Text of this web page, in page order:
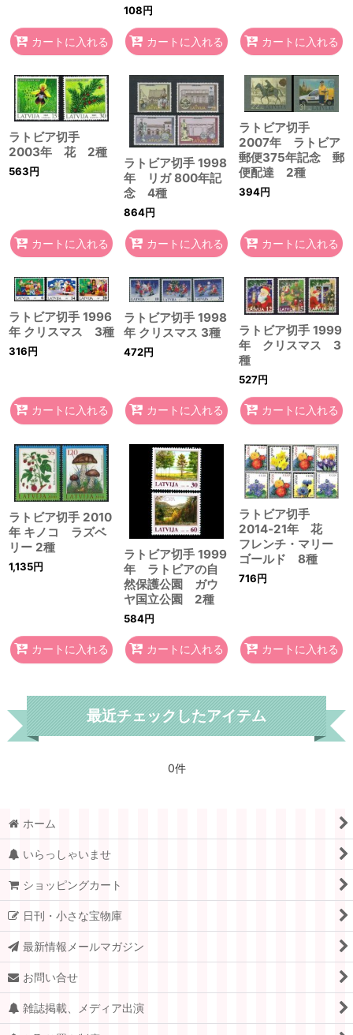
カートに入れる
108円
カートに入れる カートに入れる
ラトビア切手
2003年 花 2種
563円
カートに入れる
ラトビア切手 1998
年 リガ 800年記
念 4種
864円
カートに入れる
ラトビア切手
2007年 ラトビア
郵便375年記念 郵
便配達 2種
394円
カートに入れる
ラトビア切手 1996
年 クリスマス 3種
316円
カートに入れる
ラトビア切手 1998
年 クリスマス 3種
472円
カートに入れる
ラトビア切手 1999
年 クリスマス 3
種
527円
カートに入れる
ラトビア切手 2010
年 キノコ ラズベ
リー 2種
1,135円
カートに入れる
ラトビア切手 1999
年 ラトビアの自
然保護公園 ガウ
ヤ国立公園 2種
584円
カートに入れる
ラトビア切手
2014‐21年 花
フレンチ・マリー
ゴールド 8種
716円
カートに入れる
最近チェックしたアイテム
0件
ホーム
いらっしゃいませ
ショッピングカート
日刊・小さな宝物庫
最新情報メールマガジン
お問い合せ
雑誌掲載、メディア出演